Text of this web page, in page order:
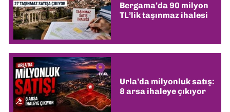
Bergama’da 90 milyon
TL’lik taşınmaz ihalesi
Urla’da milyonluk satış:
8 arsa ihaleye çıkıyor